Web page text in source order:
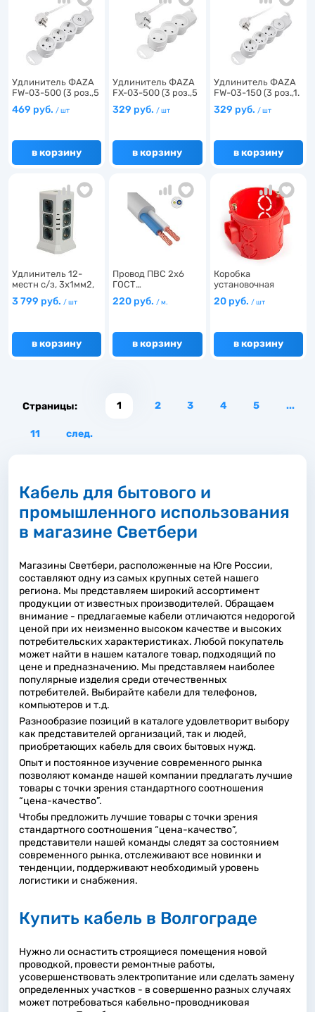
Удлинитель ФАZA
FW-03-500 (3 роз.,5
…
469 руб. / шт
в корзину
Удлинитель ФАZA
FX-03-500 (3 роз.,5
…
329 руб./ шт
в корзину
Удлинитель ФАZA
FW-03-150 (3 роз.,1.
…
329 руб. / шт
в корзину
Удлинитель 12-
местн с/з, 3x1мм2,
3 799 руб. / шт
в корзину
Провод ПВС 2х6
ГОСТ…
220 руб./ м.
в корзину
Коробка
установочная
углубленная для…
20 руб. / шт
в корзину
Страницы: 1 2 3 4 5 ...
11 след.
Кабель для бытового и
промышленного использования
в магазине Светбери
Магазины Светбери, расположенные на Юге России,
составляют одну из самых крупных сетей нашего
региона. Мы представляем широкий ассортимент
продукции от известных производителей. Обращаем
внимание - предлагаемые кабели отличаются недорогой
ценой при их неизменно высоком качестве и высоких
потребительских характеристиках. Любой покупатель
может найти в нашем каталоге товар, подходящий по
цене и предназначению. Мы представляем наиболее
популярные изделия среди отечественных
потребителей. Выбирайте кабели для телефонов,
компьютеров и т.д.
Разнообразие позиций в каталоге удовлетворит выбору
как представителей организаций, так и людей,
приобретающих кабель для своих бытовых нужд.
Опыт и постоянное изучение современного рынка
позволяют команде нашей компании предлагать лучшие
товары с точки зрения стандартного соотношения
“цена-качество”.
Чтобы предложить лучшие товары с точки зрения
стандартного соотношения “цена-качество”,
представители нашей команды следят за состоянием
современного рынка, отслеживают все новинки и
тенденции, поддерживают необходимый уровень
логистики и снабжения.
Купить кабель в Волгограде
Нужно ли оснастить строящиеся помещения новой
проводкой, провести ремонтные работы,
усовершенствовать электропитание или сделать замену
определенных участков - в совершенно разных случаях
может потребоваться кабельно-проводниковая